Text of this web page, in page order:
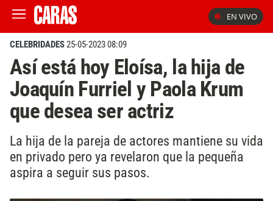
EN VIVO
CELEBRIDADES25-05-2023 08:09
Así está hoy Eloísa, la hija de
Joaquín Furriel y Paola Krum
que desea ser actriz
La hija de la pareja de actores mantiene su vida
en privado pero ya revelaron que la pequeña
aspira a seguir sus pasos.